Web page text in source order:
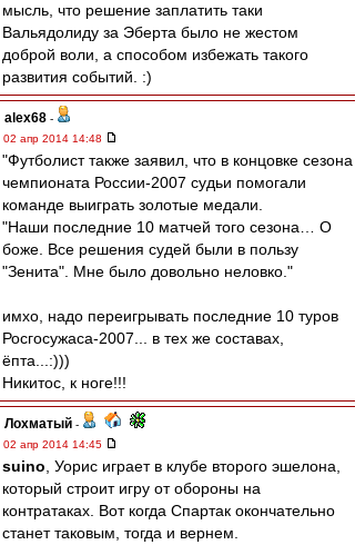
мысль, что решение заплатить таки
Вальядолиду за Эберта было не жестом
доброй воли, а способом избежать такого
развития событий. :)
alex68 -
02 апр 2014 14:48
"Футболист также заявил, что в концовке сезона
чемпионата России-2007 судьи помогали
команде выиграть золотые медали.
"Наши последние 10 матчей того сезона… О
боже. Все решения судей были в пользу
"Зенита". Мне было довольно неловко."
имхо, надо переигрывать последние 10 туров
Росгосужаса-2007... в тех же составах,
ёпта...:)))
Никитос, к ноге!!!
Лохматый -
02 апр 2014 14:45
suino , Уорис играет в клубе второго эшелона,
который строит игру от обороны на
контратаках. Вот когда Спартак окончательно
станет таковым, тогда и вернем.